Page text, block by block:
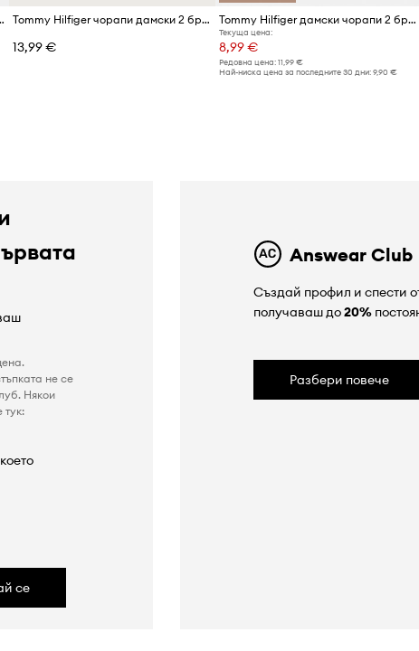
2 броя Tommy Hilfiger чорапи дамски 2 броя
13,99 €
Tommy Hilfiger дамски чорапи 2 броя
Текуща цена:
8,99 €
Редовна цена: 11,99 €
Най-ниска цена за последните 30 дни: 9,90 €
не се
Някои
тук:
се
Answear Club
Създай профил и спести
получаваш до20%
Разбери повече